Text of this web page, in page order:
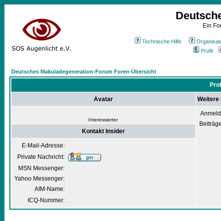
Ein
Technische Hilfe
Profil
Deutsches Makuladegeneration-Forum Foren-Übersicht
Avatar Weitere
Interessierter
Kontakt Insider
E-Mail-Adresse:
Private Nachricht:
MSN Messenger:
Yahoo Messenger:
AIM-Name:
ICQ-Nummer: